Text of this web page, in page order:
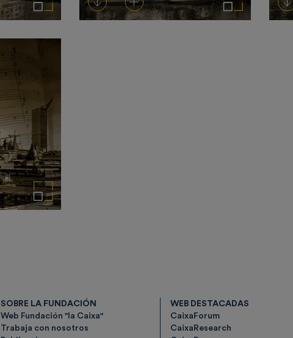
Ampliar imagen
SOBRE LA FUNDACIÓN
Web Fundación "la Caixa"
Trabaja con nosotros
WEB DESTACADAS
CaixaForum
CaixaResearch